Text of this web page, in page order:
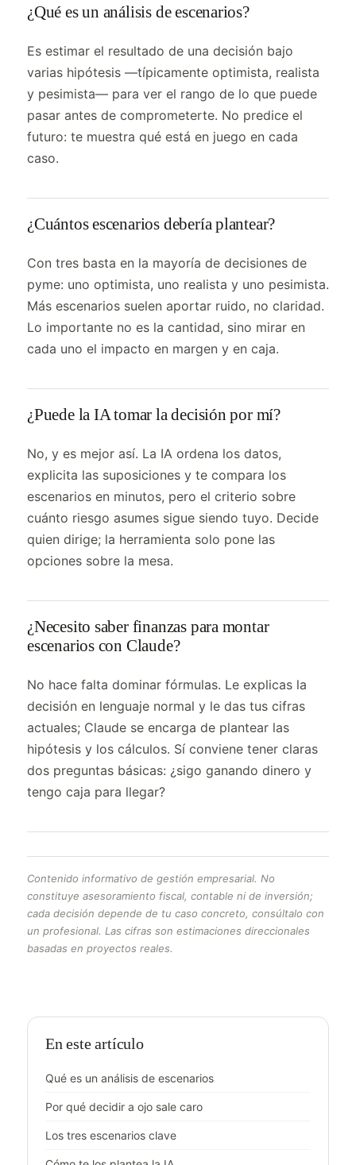
¿Qué es un análisis de escenarios?
Es estimar el resultado de una decisión bajo
varias hipótesis —típicamente optimista, realista
y pesimista— para ver el rango de lo que puede
pasar antes de comprometerte. No predice el
futuro: te muestra qué está en juego en cada
caso.
¿Cuántos escenarios debería plantear?
Con tres basta en la mayoría de decisiones de
pyme: uno optimista, uno realista y uno pesimista.
Más escenarios suelen aportar ruido, no claridad.
Lo importante no es la cantidad, sino mirar en
cada uno el impacto en margen y en caja.
¿Puede la IA tomar la decisión por mí?
No, y es mejor así. La IA ordena los datos,
explicita las suposiciones y te compara los
escenarios en minutos, pero el criterio sobre
cuánto riesgo asumes sigue siendo tuyo. Decide
quien dirige; la herramienta solo pone las
opciones sobre la mesa.
¿Necesito saber finanzas para montar
escenarios con Claude?
No hace falta dominar fórmulas. Le explicas la
decisión en lenguaje normal y le das tus cifras
actuales; Claude se encarga de plantear las
hipótesis y los cálculos. Sí conviene tener claras
dos preguntas básicas: ¿sigo ganando dinero y
tengo caja para llegar?
Contenido informativo de gestión empresarial. No
constituye asesoramiento fiscal, contable ni de inversión;
cada decisión depende de tu caso concreto, consúltalo con
un profesional. Las cifras son estimaciones direccionales
basadas en proyectos reales.
En este artículo
Qué es un análisis de escenarios
Por qué decidir a ojo sale caro
Los tres escenarios clave